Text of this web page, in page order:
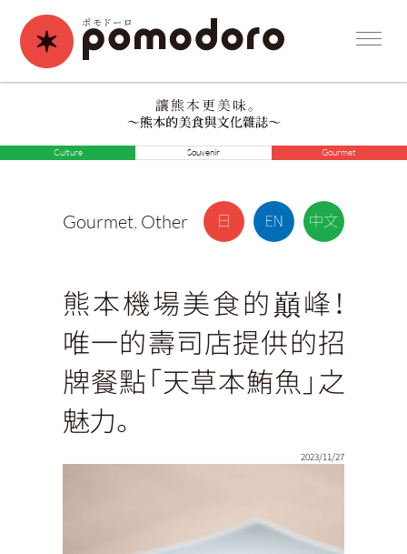
Culture Souvenir Gourmet
Gourmet, Other
熊本機場美食的巔峰！
唯一的壽司店提供的招
牌餐點「天草本鮪魚」之
魅力。
2023/11/27